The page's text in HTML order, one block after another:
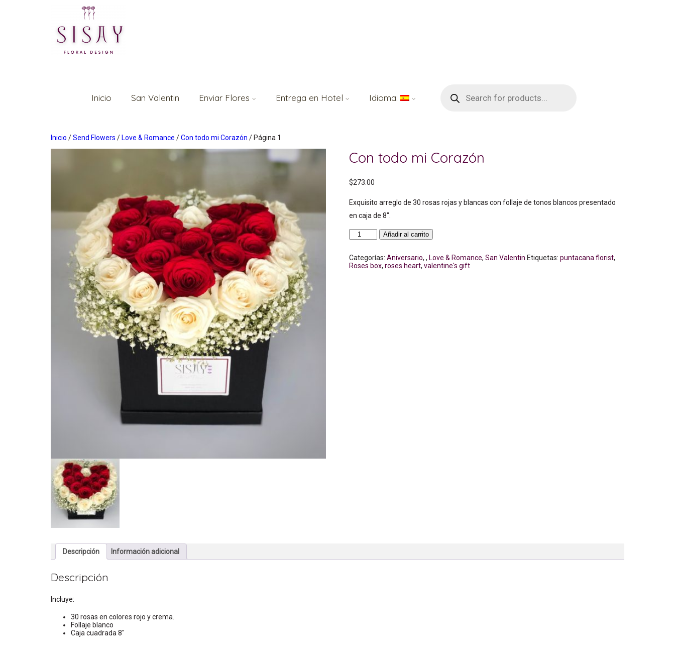
Inicio San Valentin Enviar Flores Entrega en Hotel Idioma:
productos
Inicio /Send Flowers / Love & Romance /Con todo mi Corazón / Página 1
Con todo mi Corazón
$273.00
Exquisito arreglo de 30 rosas rojas y blancas con follaje de tonos blancos presentado
en caja de 8″.
Con
todo
Corazón
cantidad
Añadir al carrito
Categorías: Aniversario, , Love & Romance, San Valentin Etiquetas: puntacana florist,
Roses box, roses heart, valentine's gift
Descripción Información adicional
Descripción
Incluye:
30 rosas en colores rojo y crema.
Follaje blanco
Caja cuadrada 8″